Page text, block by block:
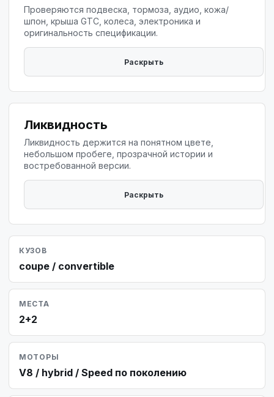
Проверяются подвеска, тормоза, аудио, кожа/
шпон, крыша GTC, колеса, электроника и
оригинальность спецификации.
Ликвидность
Ликвидность держится на понятном цвете,
небольшом пробеге, прозрачной истории и
востребованной версии.
КУЗОВ
coupe / convertible
МЕСТА
2+2
МОТОРЫ
V8 / hybrid / Speed по поколению